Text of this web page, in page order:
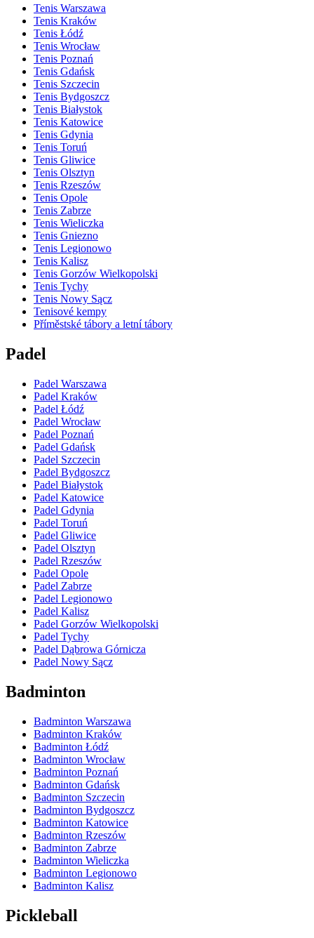
Tenis Warszawa
Tenis Kraków
Tenis Łódź
Tenis Wrocław
Tenis Poznań
Tenis Gdańsk
Tenis Szczecin
Tenis Bydgoszcz
Tenis Białystok
Tenis Katowice
Tenis Gdynia
Tenis Toruń
Tenis Gliwice
Tenis Olsztyn
Tenis Rzeszów
Tenis Opole
Tenis Zabrze
Tenis Wieliczka
Tenis Gniezno
Tenis Legionowo
Tenis Kalisz
Tenis Gorzów Wielkopolski
Tenis Tychy
Tenis Nowy Sącz
Tenisové kempy
Příměstské tábory a letní tábory
Padel
Padel Warszawa
Padel Kraków
Padel Łódź
Padel Wrocław
Padel Poznań
Padel Gdańsk
Padel Szczecin
Padel Bydgoszcz
Padel Białystok
Padel Katowice
Padel Gdynia
Padel Toruń
Padel Gliwice
Padel Olsztyn
Padel Rzeszów
Padel Opole
Padel Zabrze
Padel Legionowo
Padel Kalisz
Padel Gorzów Wielkopolski
Padel Tychy
Padel Dąbrowa Górnicza
Padel Nowy Sącz
Badminton
Badminton Warszawa
Badminton Kraków
Badminton Łódź
Badminton Wrocław
Badminton Poznań
Badminton Gdańsk
Badminton Szczecin
Badminton Bydgoszcz
Badminton Katowice
Badminton Rzeszów
Badminton Zabrze
Badminton Wieliczka
Badminton Legionowo
Badminton Kalisz
Pickleball